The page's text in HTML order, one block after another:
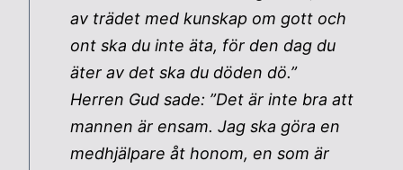
av trädet med kunskap om gott och
ont ska du inte äta, för den dag du
äter av det ska du döden dö.”
Herren Gud sade: ”Det är inte bra att
mannen är ensam. Jag ska göra en
medhjälpare åt honom, en som är